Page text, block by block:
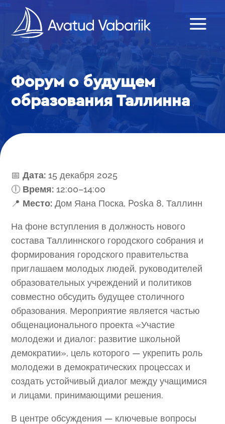
Форум о будущем
образования Таллинна
📅Дата: 15 декабря 2025
🕕 Время: 12:00–14:00
📍 Место: Дом Яана Поска, Poska 8, Таллинн
На фоне вступления в должность нового
состава Таллиннского городского собрания и
формирования городского правительства
приглашаем молодых людей, руководителей
образовательных учреждений и политиков
совместно обсудить будущее столичного
образования. Мероприятие является частью
общенационального проекта «Участие
молодежи и диалог: развитие школьной
демократии», цель которого — укрепить роль
молодежи в демократических процессах и
создать устойчивый диалог между учащимися
и лицами, принимающими решения.
В центре обсуждения — ключевые вопросы